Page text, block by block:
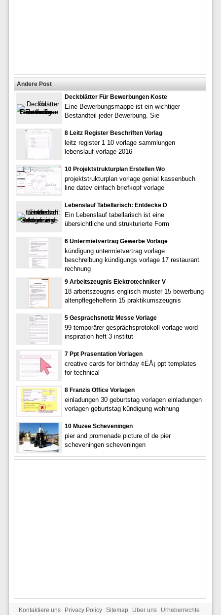
Andere Post
Deckblätter Für Bewerbungen Koste
Eine Bewerbungsmappe ist ein wichtiger
Bestandteil jeder Bewerbung. Sie
8 Leitz Register Beschriften Vorlag
leitz register 1 10 vorlage sammlungen
lebenslauf vorlage 2016
10 Projektstrukturplan Erstellen Wo
projektstrukturplan vorlage genial kassenbuch
line datev einfach briefkopf vorlage
Lebenslauf Tabellarisch: Entdecke D
Ein Lebenslauf tabellarisch ist eine
übersichtliche und strukturierte Form
6 Untermietvertrag Gewerbe Vorlage
kündigung untermietvertrag vorlage
beschreibung kündigungs vorlage 17 restaurant
rechnung
9 Arbeitszeugnis Elektrotechniker V
18 arbeitszeugnis englisch muster 15 bewerbung
altenpflegehelferin 15 praktikumszeugnis
5 Gesprachsnotiz Messe Vorlage
99 temporärer gesprächsprotokoll vorlage word
inspiration heft 3 institut
7 Ppt Prasentation Vorlagen
creative cards for birthday ¢ËÅ¡ ppt templates
for technical
8 Franzis Office Vorlagen
einladungen 30 geburtstag vorlagen einladungen
vorlagen geburtstag kündigung wohnung
10 Muzee Scheveningen
pier and promenade picture of de pier
scheveningen scheveningen
Kontaktiere uns Privacy Policy Sitemap Über uns Urheberrechte